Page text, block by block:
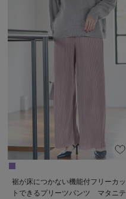
裾が床につかない機能付フリーカッ
トできるプリーツパンツ マタニテ